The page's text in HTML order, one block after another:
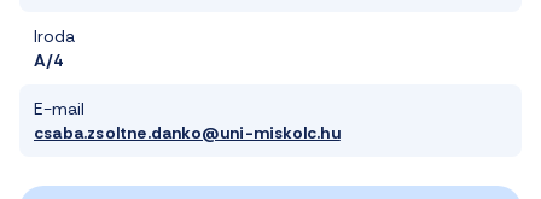
Iroda
A/4
E-mail
csaba.zsoltne.danko@uni-miskolc.hu